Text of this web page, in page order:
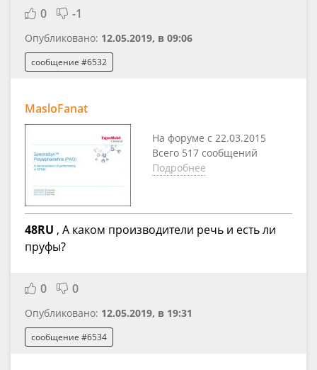
0 -1
Опубликовано: 12.05.2019, в 09:06
сообщение #6532
MasloFanat
На форуме с 22.03.2015
Всего 517 сообщений
Подробнее
48RU , А каком производители речь и есть ли
пруфы?
0 0
Опубликовано: 12.05.2019, в 19:31
сообщение #6534